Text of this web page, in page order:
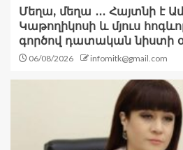
Մեղա, մեղա ․․․ Հայտնի է
Կաթողիկոսի և մյուս
գործով դատական նիստի
06/08/2026 infomitk@gmail.com